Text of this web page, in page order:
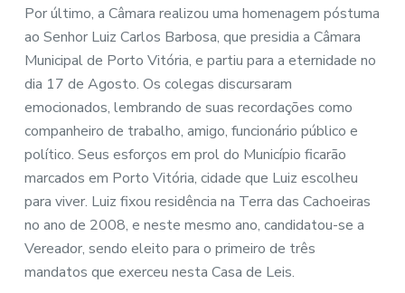
Por último, a Câmara realizou uma homenagem póstuma
ao Senhor Luiz Carlos Barbosa, que presidia a Câmara
Municipal de Porto Vitória, e partiu para a eternidade no
dia 17 de Agosto. Os colegas discursaram
emocionados, lembrando de suas recordações como
companheiro de trabalho, amigo, funcionário público e
político. Seus esforços em prol do Município ficarão
marcados em Porto Vitória, cidade que Luiz escolheu
para viver. Luiz fixou residência na Terra das Cachoeiras
no ano de 2008, e neste mesmo ano, candidatou-se a
Vereador, sendo eleito para o primeiro de três
mandatos que exerceu nesta Casa de Leis.